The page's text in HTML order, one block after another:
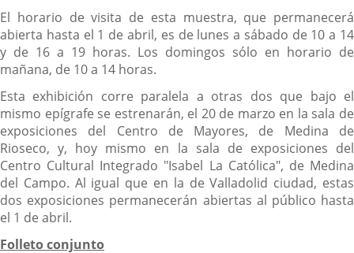
El horario de visita de esta muestra, que permanecerá
abierta hasta el 1 de abril, es de lunes a sábado de 10 a 14
y de 16 a 19 horas. Los domingos sólo en horario de
mañana, de 10 a 14 horas.
Esta exhibición corre paralela a otras dos que bajo el
mismo epígrafe se estrenarán, el 20 de marzo en la sala de
exposiciones del Centro de Mayores, de Medina de
Rioseco, y, hoy mismo en la sala de exposiciones del
Centro Cultural Integrado "Isabel La Católica", de Medina
del Campo. Al igual que en la de Valladolid ciudad, estas
dos exposiciones permanecerán abiertas al público hasta
el 1 de abril.
Folleto conjunto